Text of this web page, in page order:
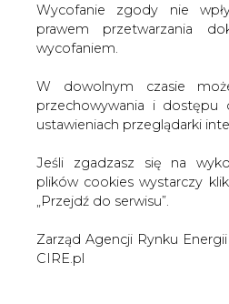
Wycofanie zgody nie
prawem przetwarzania
wycofaniem.
W dowolnym czasie
przechowywania i
ustawieniach przeglądarki
Jeśli zgadzasz się na
plików cookies wystarczy
„Przejdź do serwisu”.
Zarząd Agencji Rynku
CIRE.pl
KOMENTARZE
PODPIS